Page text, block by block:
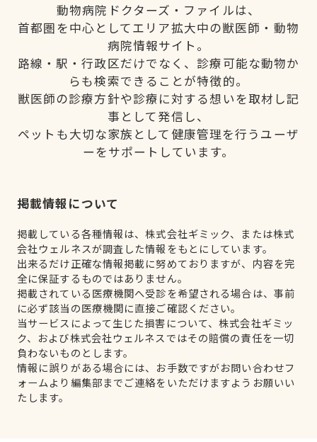
動物病院ドクターズ・ファイルは、
首都圏を中心としてエリア拡大中の獣医師・動物
病院情報サイト。
路線・駅・行政区だけでなく、診療可能な動物か
らも検索できることが特徴的。
獣医師の診療方針や診療に対する想いを取材し記
事として発信し、
ペットも大切な家族として健康管理を行うユーザ
ーをサポートしています。
掲載情報について
掲載している各種情報は、株式会社ギミック、または株式
会社ウェルネスが調査した情報をもとにしています。
出来るだけ正確な情報掲載に努めておりますが、内容を完
全に保証するものではありません。
掲載されている医療機関へ受診を希望される場合は、事前
に必ず該当の医療機関に直接ご確認ください。
当サービスによって生じた損害について、株式会社ギミッ
ク、および株式会社ウェルネスではその賠償の責任を一切
負わないものとします。
情報に誤りがある場合には、お手数ですがお問い合わせフ
ォームより編集部までご連絡をいただけますようお願いい
たします。